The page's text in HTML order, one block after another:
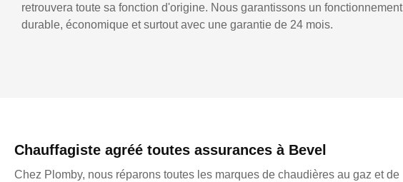
retrouvera toute sa fonction d'origine. Nous garantissons un fonctionnement
durable, économique et surtout avec une garantie de 24 mois.
Chauffagiste agréé toutes assurances à Bevel
Chez Plomby, nous réparons toutes les marques de chaudières au gaz et de